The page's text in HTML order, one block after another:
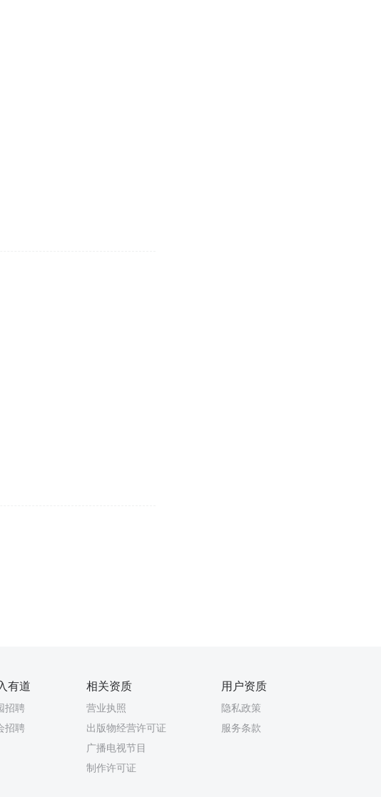
有道
招聘
招聘
相关资质
营业执照
出版物经营许可证
广播电视节目
制作许可证
用户资质
隐私政策
服务条款